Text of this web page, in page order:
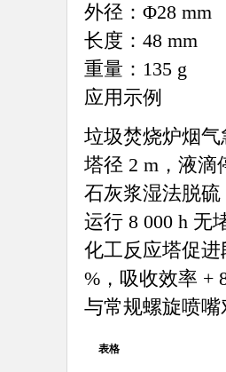
外径：Φ28 mm
长度：48 mm
重量：135 g
应用示例
垃圾焚烧炉烟气
塔径 2 m，液
石灰浆湿法脱硫
运行 8 000 h 无
化工反应塔促进
%，吸收效率 +
与常规螺旋喷嘴
表格